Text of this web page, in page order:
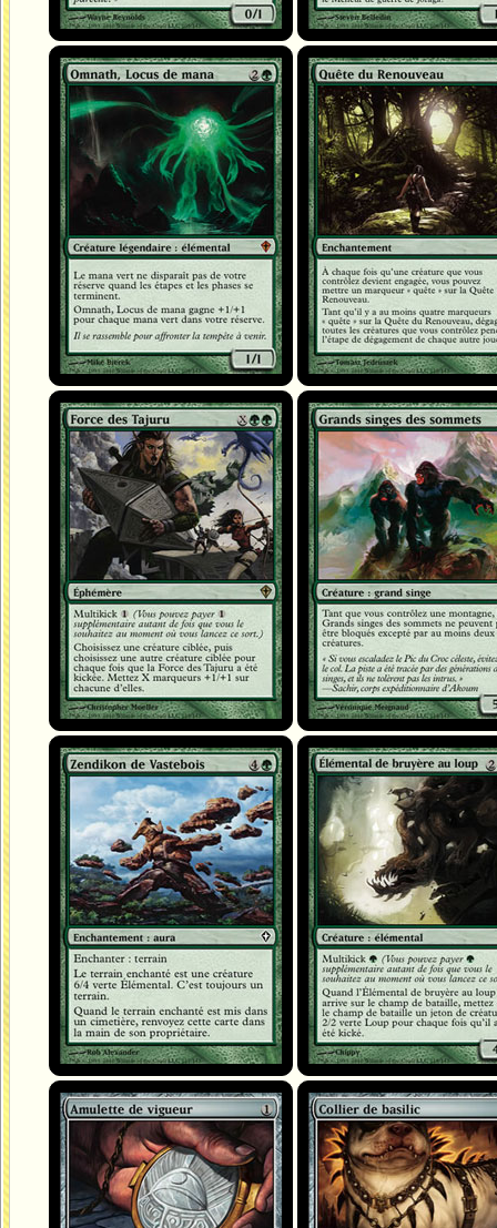
Omnath, Locus de mana Quête du Renouveau
Force des Tajuru Grands singes des sommets
Zendikon de Vastebois Élémental de bruyère au loup
Amulette de vigueur Collier de basilic